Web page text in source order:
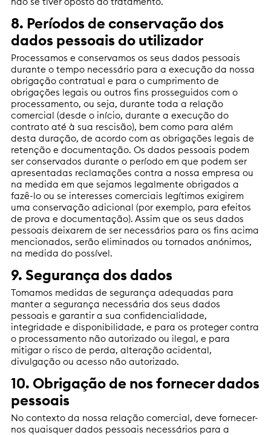
8. Períodos de conservação dos
dados pessoais do utilizador
Processamos e conservamos os seus dados pessoais
durante o tempo necessário para a execução da nossa
obrigação contratual e para o cumprimento de
obrigações legais ou outros fins prosseguidos com o
processamento, ou seja, durante toda a relação
comercial (desde o início, durante a execução do
contrato até à sua rescisão), bem como para além
desta duração, de acordo com as obrigações legais de
retenção e documentação. Os dados pessoais podem
ser conservados durante o período em que podem ser
apresentadas reclamações contra a nossa empresa ou
na medida em que sejamos legalmente obrigados a
fazê-lo ou se interesses comerciais legítimos exigirem
uma conservação adicional (por exemplo, para efeitos
de prova e documentação). Assim que os seus dados
pessoais deixarem de ser necessários para os fins acima
mencionados, serão eliminados ou tornados anónimos,
na medida do possível.
9. Segurança dos dados
Tomamos medidas de segurança adequadas para
manter a segurança necessária dos seus dados
pessoais e garantir a sua confidencialidade,
integridade e disponibilidade, e para os proteger contra
o processamento não autorizado ou ilegal, e para
mitigar o risco de perda, alteração acidental,
divulgação ou acesso não autorizado.
10. Obrigação de nos fornecer dados
pessoais
No contexto da nossa relação comercial, deve fornecer-
nos quaisquer dados pessoais necessários para a